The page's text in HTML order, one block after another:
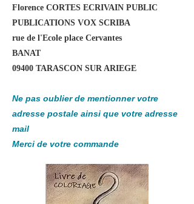
Florence CORTES ECRIVAIN PUBLIC
PUBLICATIONS VOX SCRIBA
rue de l'Ecole place Cervantes
BANAT
09400 TARASCON SUR ARIEGE
Ne pas oublier de mentionner votre
adresse postale ainsi que votre adresse
mail
Merci de votre commande